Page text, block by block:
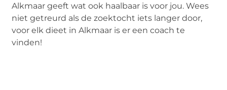
Alkmaar geeft wat ook haalbaar is voor jou. Wees
niet getreurd als de zoektocht iets langer door,
voor elk dieet in Alkmaar is er een coach te
vinden!